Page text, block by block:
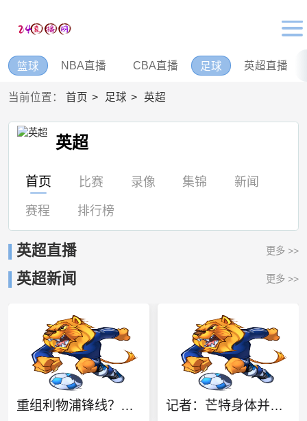
篮球 NBA直播 CBA直播 足球 英超直播
当前位置： 首页 足球 英超
英超
首页 比赛 录像 集锦 新闻
赛程 排行榜
英超直播 更多 >>
英超新闻 更多 >>
重组利物浦锋线？法媒：签下萨拉赫之后，特拉布宗即将拿下努涅斯 记者：芒特身体并无大碍，他走向球队大巴时面带笑容